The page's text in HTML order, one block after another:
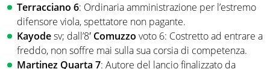
Terracciano 6: Ordinaria amministrazione per l’estremo
difensore viola, spettatore non pagante.
Kayodesv; dall’8′ Comuzzo voto 6: Costretto ad entrare a
freddo, non soffre mai sulla sua corsia di competenza.
Martinez Quarta 7: Autore del lancio finalizzato da